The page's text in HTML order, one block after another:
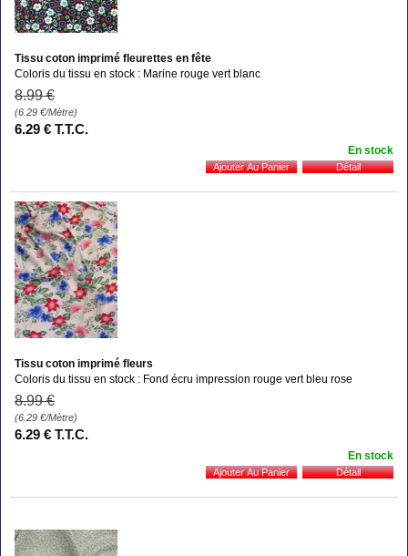
Tissu coton imprimé fleurettes en fête
Coloris du tissu en stock : Marine rouge vert blanc
8.99 €
(6.29 €/Mètre)
6.29 € T.T.C.
En stock
Tissu coton imprimé fleurs
Coloris du tissu en stock : Fond écru impression rouge vert bleu rose
8.99 €
(6.29 €/Mètre)
6.29 € T.T.C.
En stock